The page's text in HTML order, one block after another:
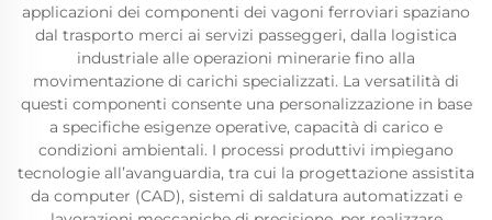
applicazioni dei componenti dei vagoni ferroviari spaziano
dal trasporto merci ai servizi passeggeri, dalla logistica
industriale alle operazioni minerarie fino alla
movimentazione di carichi specializzati. La versatilità di
questi componenti consente una personalizzazione in base
a specifiche esigenze operative, capacità di carico e
condizioni ambientali. I processi produttivi impiegano
tecnologie all’avanguardia, tra cui la progettazione assistita
da computer (CAD), sistemi di saldatura automatizzati e